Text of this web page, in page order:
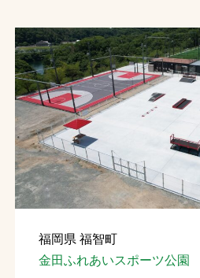
福岡県 福智町
金田ふれあいスポーツ公園